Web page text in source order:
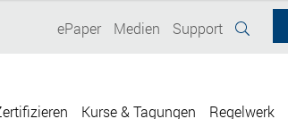
ePaper Medien Support
Kurse & Tagungen Regelwerk